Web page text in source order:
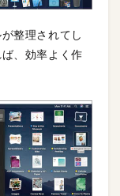
整理されてし
、効率よく作